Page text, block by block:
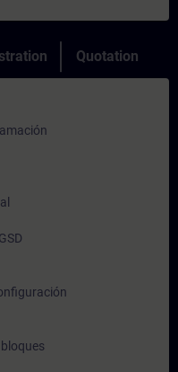
Quotation